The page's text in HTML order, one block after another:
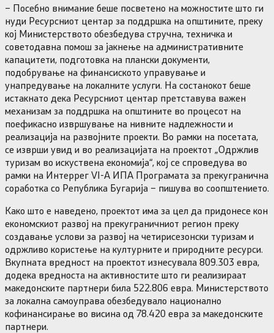
– Посебно внимание беше посветено на можностите што ги
нуди Ресурсниот центар за поддршка на општините, преку
кој Министерството обезбедува стручна, техничка и
советодавна помош за јакнење на административните
капацитети, подготовка на плански документи,
подобрување на финансиското управување и
унапредување на локалните услуги. На состанокот беше
истакнато дека Ресурсниот центар претставува важен
механизам за поддршка на општините во процесот на
поефикасно извршување на нивните надлежности и
реализација на развојните проекти. Во рамки на посетата,
се изврши увид и во реализацијата на проектот „Одржлив
туризам во искуствена економија“, кој се спроведува во
рамки на Интеррег VI-А ИПА Програмата за прекугранична
соработка со Република Бугарија – пишува во соопштението.
Како што е наведено, проектот има за цел да придонесе кон
економскиот развој на прекуграничниот регион преку
создавање услови за развој на четирисезонски туризам и
одржливо користење на културните и природните ресурси.
Вкупната вредност на проектот изнесувала 809.303 евра,
додека вредноста на активностите што ги реализираат
македонските партнери била 522.806 евра. Министерството
за локална самоуправа обезбедувало национално
кофинансирање во висина од 78.420 евра за македонските
партнери.